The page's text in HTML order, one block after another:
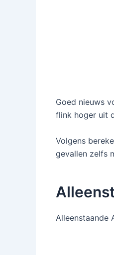
Goed nieuws
flink hoger uit
Volgens
gevallen zelfs
Alleenstaande